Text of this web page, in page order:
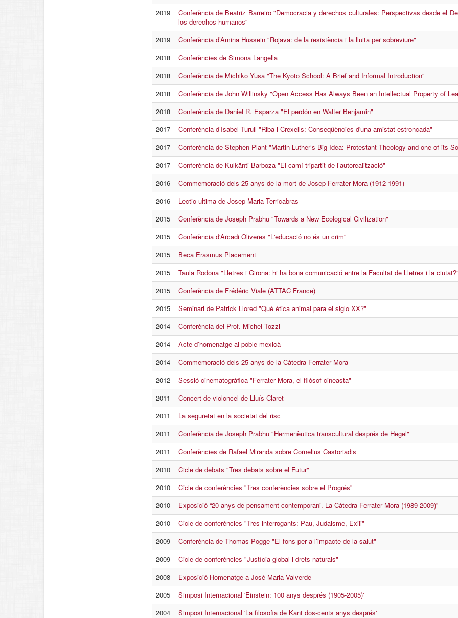
2019
Conferència de Beatriz Barreiro "Democracia y derechos culturales: Perspectivas desde el
los derechos humanos"
2019
Conferència d’Amina Hussein "Rojava: de la resistència i la lluita per sobreviure"
2018
Conferències de Simona Langella
2018
Conferència de Michiko Yusa "The Kyoto School: A Brief and Informal Introduction"
2018
Conferència de John Willinsky "Open Access Has Always Been an Intellectual Property of
2018
Conferència de Daniel R. Esparza "El perdón en Walter Benjamin"
2017
Conferència d’Isabel Turull "Riba i Crexells: Conseqüències d'una amistat estroncada"
2017
Conferència de Stephen Plant "Martin Luther’s Big Idea: Protestant Theology and one of its
2017
Conferència de Kulkãnti Barboza "El camí tripartit de l’autorealització"
2016
Commemoració dels 25 anys de la mort de Josep Ferrater Mora (1912-1991)
2016
Lectio ultima de Josep-Maria Terricabras
2015
Conferència de Joseph Prabhu "Towards a New Ecological Civilization"
2015
Conferència d'Arcadi Oliveres "L'educació no és un crim"
2015
Beca Erasmus Placement
2015
Taula Rodona "Lletres i Girona: hi ha bona comunicació entre la Facultat de Lletres i la
2015
Conferència de Frédéric Viale (ATTAC France)
2015
Seminari de Patrick Llored "Qué ética animal para el siglo XX?"
2014
Conferència del Prof. Michel Tozzi
2014
Acte d’homenatge al poble mexicà
2014
Commemoració dels 25 anys de la Càtedra Ferrater Mora
2012
Sessió cinematogràfica "Ferrater Mora, el filòsof cineasta"
2011
Concert de violoncel de Lluís Claret
2011
La seguretat en la societat del risc
2011
Conferència de Joseph Prabhu "Hermenèutica transcultural després de Hegel"
2011
Conferències de Rafael Miranda sobre Cornelius Castoriadis
2010
Cicle de debats "Tres debats sobre el Futur"
2010
Cicle de conferències "Tres conferències sobre el Progrés"
2010
Exposició “20 anys de pensament contemporani. La Càtedra Ferrater Mora (1989-2009)”
2010
Cicle de conferències "Tres interrogants: Pau, Judaisme, Exili"
2009
Conferència de Thomas Pogge "El fons per a l’impacte de la salut"
2009
Cicle de conferències "Justícia global i drets naturals"
2008
Exposició Homenatge a José Maria Valverde
2005
Simposi Internacional 'Einstein: 100 anys després (1905-2005)'
2004
Simposi Internacional 'La filosofia de Kant dos-cents anys després'